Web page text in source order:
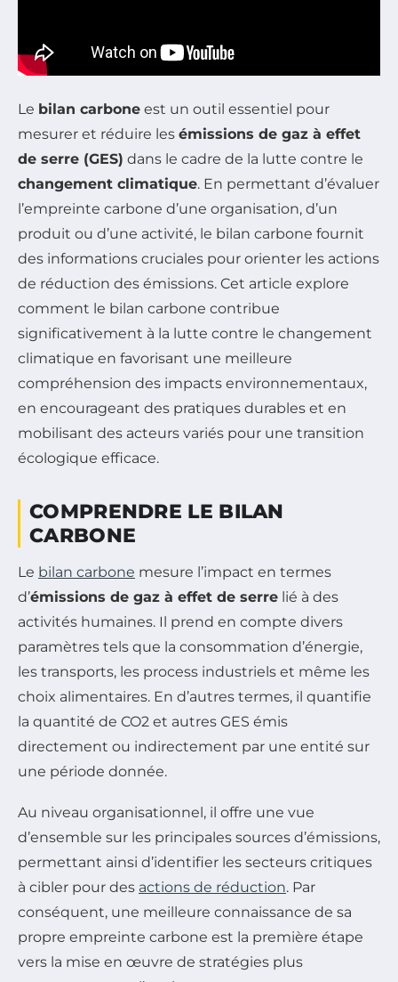
Le bilan carbone est un outil essentiel pour
mesurer et réduire les émissions de gaz à effet
de serre (GES) dans le cadre de la lutte contre le
changement climatique. En permettant d’évaluer
l’empreinte carbone d’une organisation, d’un
produit ou d’une activité, le bilan carbone fournit
des informations cruciales pour orienter les actions
de réduction des émissions. Cet article explore
comment le bilan carbone contribue
significativement à la lutte contre le changement
climatique en favorisant une meilleure
compréhension des impacts environnementaux,
en encourageant des pratiques durables et en
mobilisant des acteurs variés pour une transition
écologique efficace.
COMPRENDRE LE BILAN
CARBONE
Le bilan carbone mesure l’impact en termes
d’émissions de gaz à effet de serre lié à des
activités humaines. Il prend en compte divers
paramètres tels que la consommation d’énergie,
les transports, les process industriels et même les
choix alimentaires. En d’autres termes, il quantifie
la quantité de CO2 et autres GES émis
directement ou indirectement par une entité sur
une période donnée.
Au niveau organisationnel, il offre une vue
d’ensemble sur les principales sources d’émissions,
permettant ainsi d’identifier les secteurs critiques
à cibler pour des actions de réduction. Par
conséquent, une meilleure connaissance de sa
propre empreinte carbone est la première étape
vers la mise en œuvre de stratégies plus